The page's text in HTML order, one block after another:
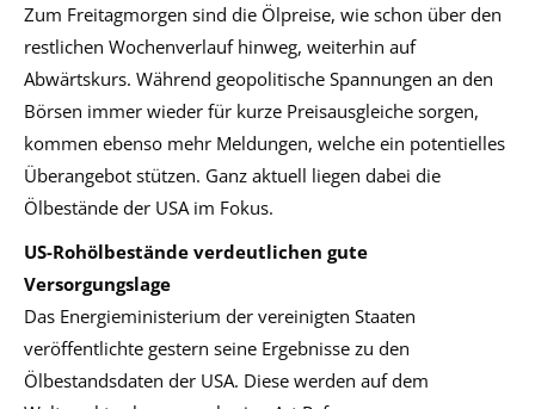
Zum Freitagmorgen sind die Ölpreise, wie schon über den
restlichen Wochenverlauf hinweg, weiterhin auf
Abwärtskurs. Während geopolitische Spannungen an den
Börsen immer wieder für kurze Preisausgleiche sorgen,
kommen ebenso mehr Meldungen, welche ein potentielles
Überangebot stützen. Ganz aktuell liegen dabei die
Ölbestände der USA im Fokus.
US-Rohölbestände verdeutlichen gute
Versorgungslage
Das Energieministerium der vereinigten Staaten
veröffentlichte gestern seine Ergebnisse zu den
Ölbestandsdaten der USA. Diese werden auf dem